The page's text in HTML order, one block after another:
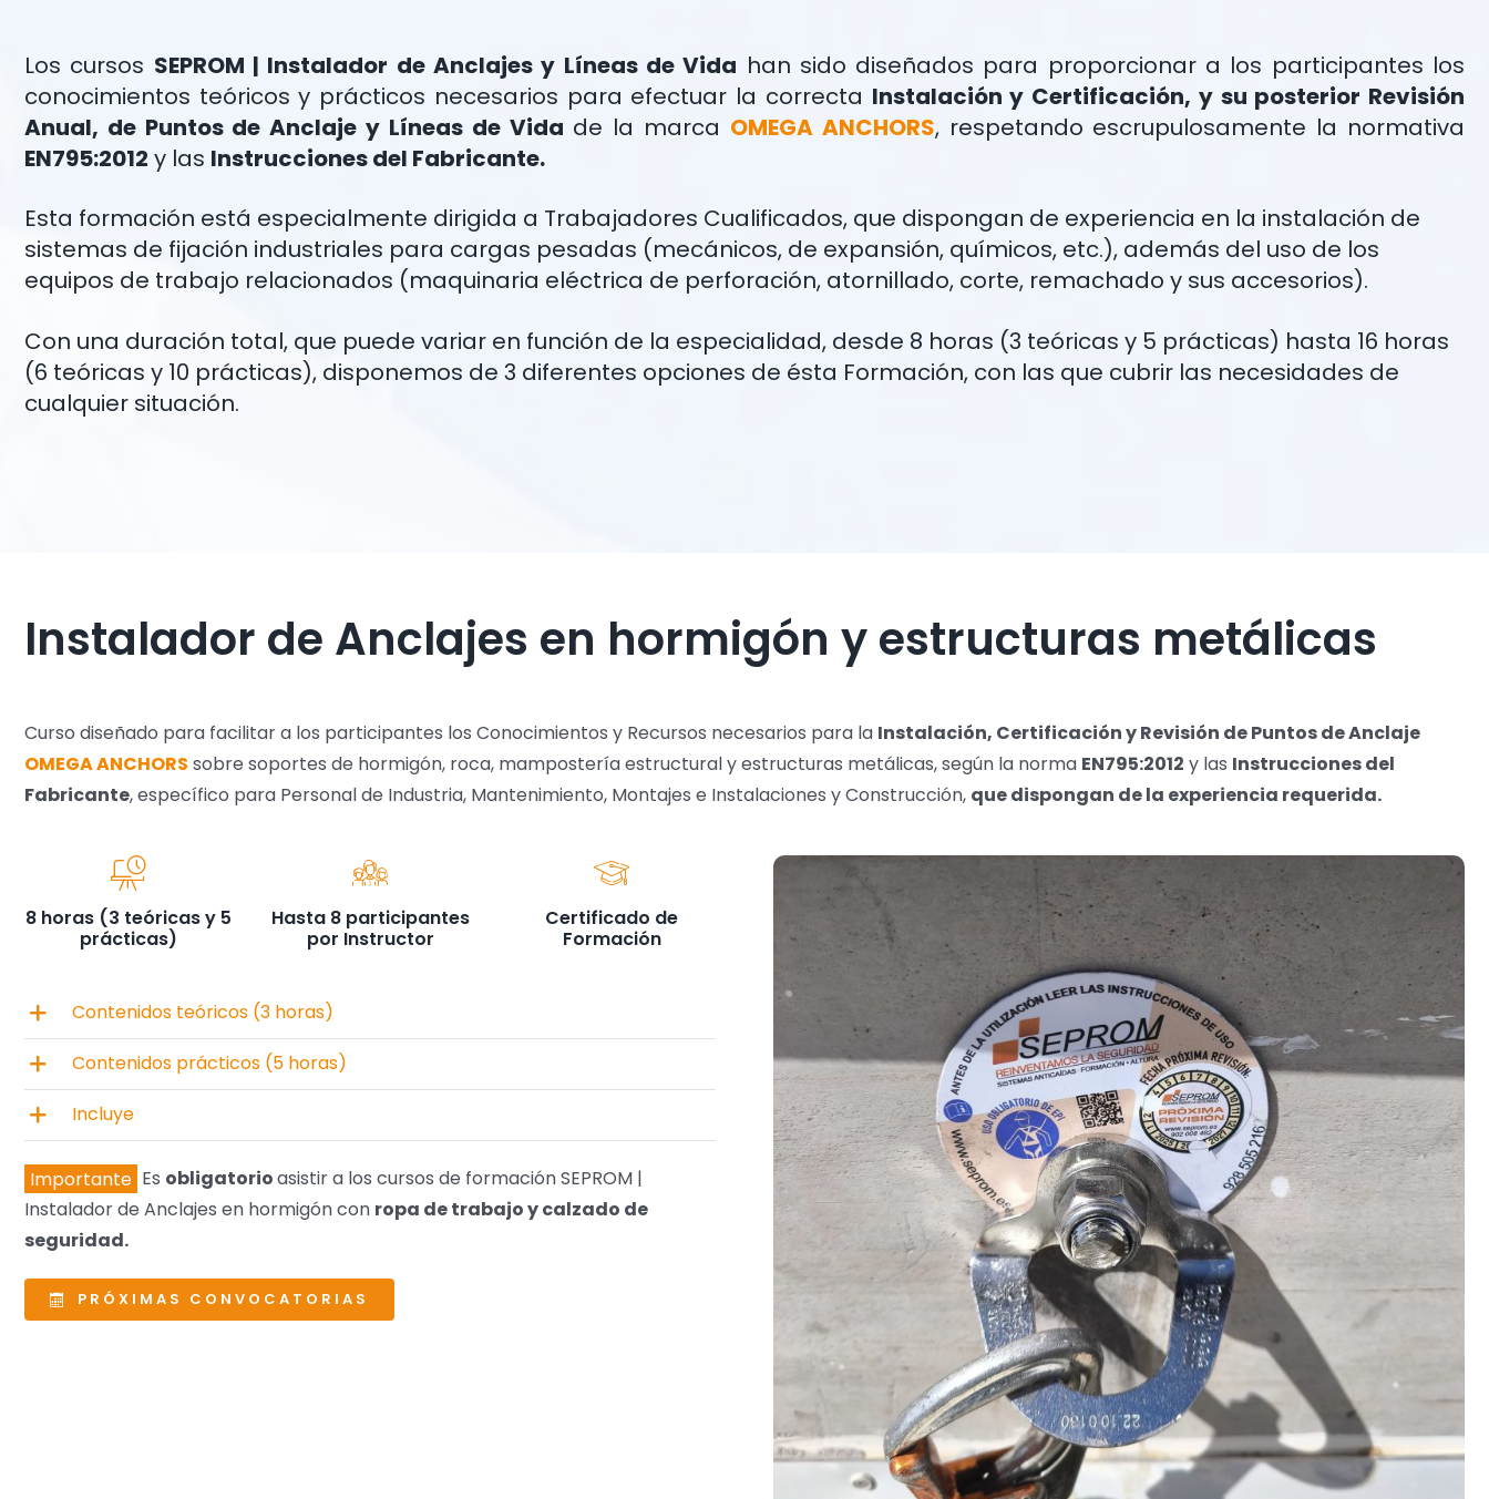
Los cursos SEPROM | Instalador de Anclajes y Líneas de Vida han sido diseñados para proporcionar a los participantes los
conocimientos teóricos y prácticos necesarios para efectuar la correcta Instalación y Certificación, y su posterior Revisión
Anual, de Puntos de Anclaje y Líneas de Vida de la marca OMEGA ANCHORS, respetando escrupulosamente la normativa
EN795:2012 y las Instrucciones del Fabricante.
Esta formación está especialmente dirigida a Trabajadores Cualificados, que dispongan de experiencia en la instalación de
sistemas de fijación industriales para cargas pesadas (mecánicos, de expansión, químicos, etc.), además del uso de los
equipos de trabajo relacionados (maquinaria eléctrica de perforación, atornillado, corte, remachado y sus accesorios).
Con una duración total, que puede variar en función de la especialidad, desde 8 horas (3 teóricas y 5 prácticas) hasta 16 horas
(6 teóricas y 10 prácticas), disponemos de 3 diferentes opciones de ésta Formación, con las que cubrir las necesidades de
cualquier situación.
Instalador de Anclajes en hormigón y estructuras metálicas
Curso diseñado para facilitar a los participantes los Conocimientos y Recursos necesarios para la Instalación, Certificación y Revisión de Puntos de Anclaje
OMEGA ANCHORS sobre soportes de hormigón, roca, mampostería estructural y estructuras metálicas, según la norma EN795:2012 y las Instrucciones del
Fabricante, específico para Personal de Industria, Mantenimiento, Montajes e Instalaciones y Construcción, que dispongan de la experiencia requerida.
8 horas (3 teóricas y 5
prácticas)
Hasta 8 participantes
por Instructor
Certificado de
Formación
Contenidos teóricos (3 horas)
Contenidos prácticos (5 horas)
Incluye
Importante Es obligatorioasistir a los cursos de formación SEPROM |
Instalador de Anclajes en hormigón con ropa de trabajo y calzado de
seguridad.
PRÓXIMAS CONVOCATORIAS